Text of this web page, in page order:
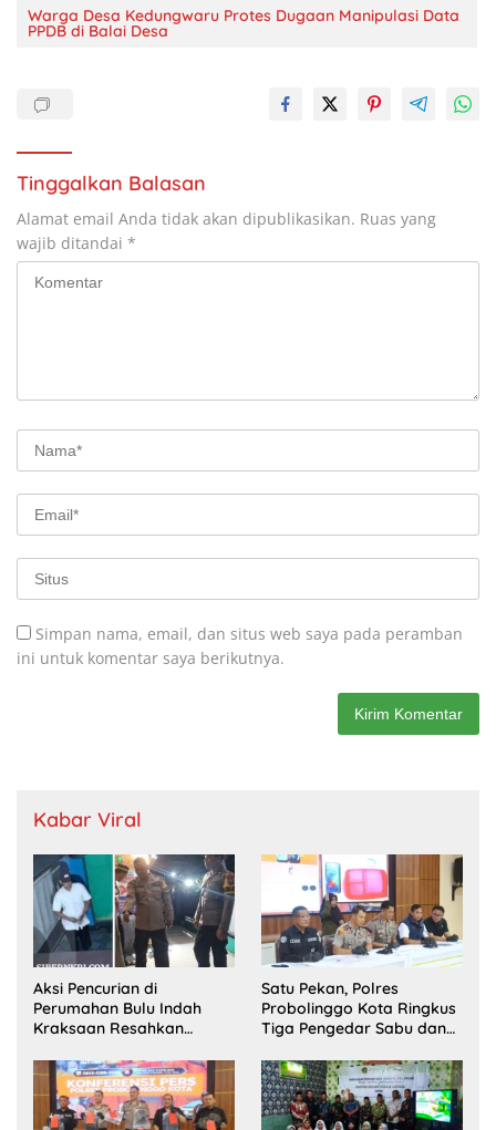
Warga Desa Kedungwaru Protes Dugaan Manipulasi Data
PPDB di Balai Desa
Tinggalkan Balasan
Alamat email Anda tidak akan dipublikasikan. Ruas yang
wajib ditandai *
Simpan nama, email, dan situs web saya pada peramban
ini untuk komentar saya berikutnya.
Kabar Viral
Aksi Pencurian di
Perumahan Bulu Indah
Kraksaan Resahkan
Satu Pekan, Polres
Probolinggo Kota Ringkus
Tiga Pengedar Sabu dan